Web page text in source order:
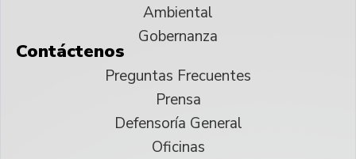
Ambiental
Gobernanza
Contáctenos
Preguntas Frecuentes
Prensa
Defensoría General
Oficinas